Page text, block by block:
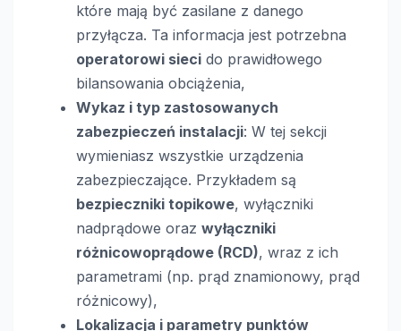
które mają być zasilane z danego
przyłącza. Ta informacja jest potrzebna
operatorowi sieci do prawidłowego
bilansowania obciążenia,
Wykaz i typ zastosowanych
zabezpieczeń instalacji: W tej sekcji
wymieniasz wszystkie urządzenia
zabezpieczające. Przykładem są
bezpieczniki topikowe, wyłączniki
nadprądowe oraz wyłączniki
różnicowoprądowe (RCD), wraz z ich
parametrami (np. prąd znamionowy, prąd
różnicowy),
Lokalizacja i parametry punktów